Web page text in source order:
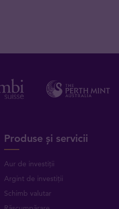
Produse și servicii
Aur de investiții
Argint de investiții
Schimb valutar